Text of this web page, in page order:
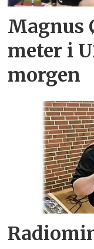
Magnus
meter i
morgen